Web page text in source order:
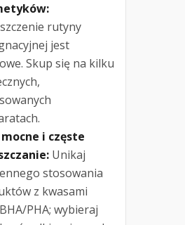
rutyny
jest
Skup się na kilku
i częste
Unikaj
stosowania
z kwasami
PHA; wybieraj